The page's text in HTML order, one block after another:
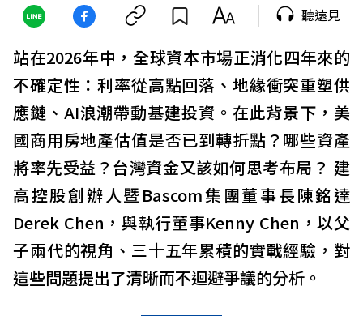
聽遠見
站在2026年中，全球資本市場正消化四年來的
不確定性：利率從高點回落、地緣衝突重塑供
應鏈、AI浪潮帶動基建投資。在此背景下，美
國商用房地產估值是否已到轉折點？哪些資產
將率先受益？台灣資金又該如何思考布局？ 建
高控股創辦人暨Bascom集團董事長陳銘達
Derek Chen，與執行董事Kenny Chen，以父
子兩代的視角、三十五年累積的實戰經驗，對
這些問題提出了清晰而不迴避爭議的分析。